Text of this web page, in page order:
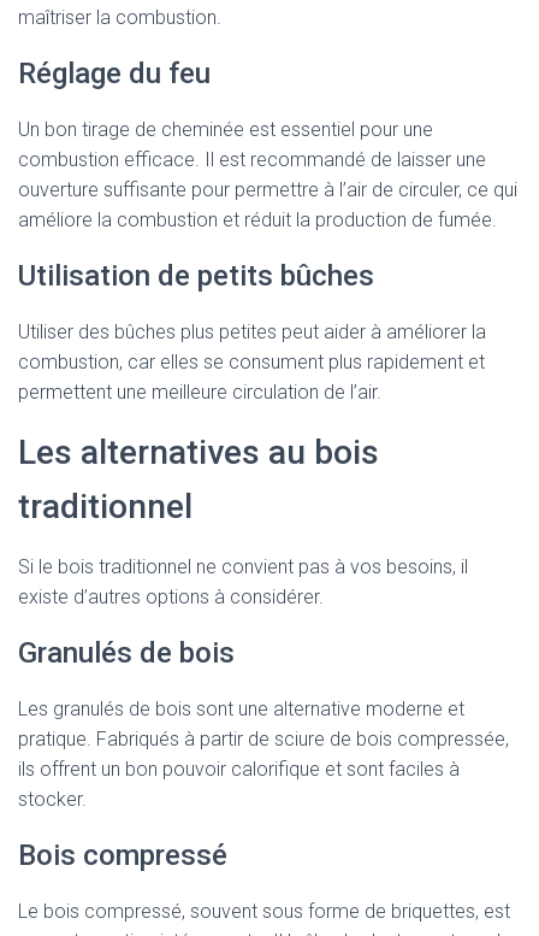
maîtriser la combustion.
Réglage du feu
Un bon tirage de cheminée est essentiel pour une
combustion efficace. Il est recommandé de laisser une
ouverture suffisante pour permettre à l’air de circuler, ce qui
améliore la combustion et réduit la production de fumée.
Utilisation de petits bûches
Utiliser des bûches plus petites peut aider à améliorer la
combustion, car elles se consument plus rapidement et
permettent une meilleure circulation de l’air.
Les alternatives au bois
traditionnel
Si le bois traditionnel ne convient pas à vos besoins, il
existe d’autres options à considérer.
Granulés de bois
Les granulés de bois sont une alternative moderne et
pratique. Fabriqués à partir de sciure de bois compressée,
ils offrent un bon pouvoir calorifique et sont faciles à
stocker.
Bois compressé
Le bois compressé, souvent sous forme de briquettes, est